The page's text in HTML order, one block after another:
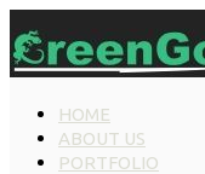
HOME
ABOUT US
PORTFOLIO